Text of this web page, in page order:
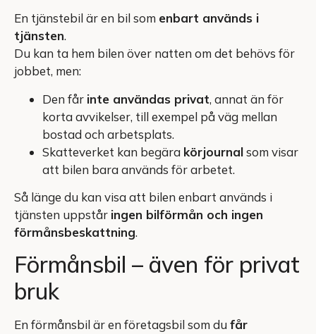
En tjänstebil är en bil som enbart används i
tjänsten.
Du kan ta hem bilen över natten om det behövs för
jobbet, men:
Den får inte användas privat, annat än för
korta avvikelser, till exempel på väg mellan
bostad och arbetsplats.
Skatteverket kan begära körjournalsom visar
att bilen bara används för arbetet.
Så länge du kan visa att bilen enbart används i
tjänsten uppstår ingen bilförmån och ingen
förmånsbeskattning.
Förmånsbil – även för privat
bruk
En förmånsbil är en företagsbil som du får